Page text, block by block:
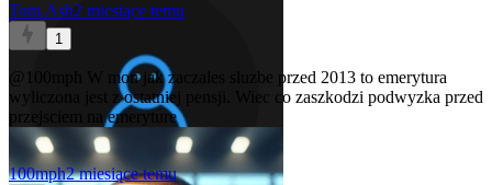
Tom.Ash2 miesiące temu
1
@100mph
W mon jak zaczales sluzbe przed 2013 to emerytura
wyliczona jest z ostatniej pensji. Wiec co zaszkodzi podwyzka przed
przejsciem na emeryture
100mph2 miesiące temu